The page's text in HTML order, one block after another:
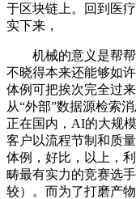
于区块链上。回到医
实下来，
机械的意义是帮帮
不晓得本来还能够如
体例可把挨次完全过
从“外部”数据源检索
正在国内，AI的大规
客户以流程节制和质
体例，好比，以上，
畴最有实力的竞赛选
较）。而为了打磨产